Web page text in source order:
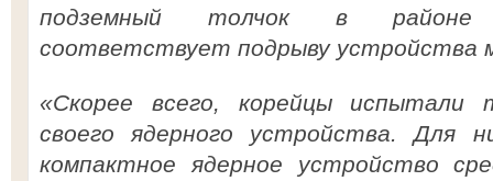
подземный толчок в районе
соответствует подрыву устройства
«Скорее всего, корейцы испытали
своего ядерного устройства. Для
компактное ядерное устройство